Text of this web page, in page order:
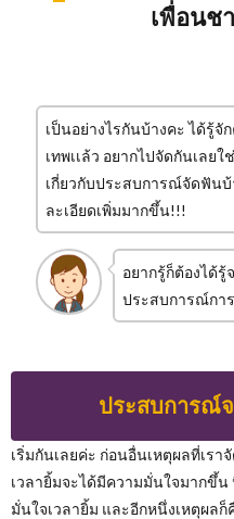
เพื่อนช
เป็นอย่างไรกันบ้างคะ ได้รู้จั
เทพเเล้ว อยากไปจัดกันเลยใ
เกี่ยวกับประสบการณ์จัดฟันบ้
ละเอียดเพิ่มมากขึ้น!!!
อยากรู้ก็ต้องได้รู้
ประสบการณ์กา
ประสบการณ์
เริ่มกันเลยค่ะ ก่อนอื่นเหตุผลที่เร
เวลายิ้มจะได้มีความมั่นใจมากขึ้
มั่นใจเวลายิ้ม และอีกหนึ่งเหตุผล